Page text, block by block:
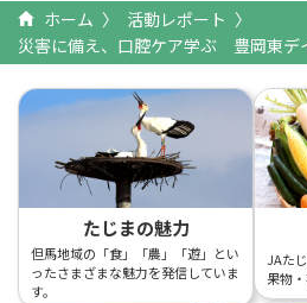
ホーム
活動レポート
災害に備え、口腔ケア学ぶ 豊岡東デ
たじまの魅力
但馬地域の「食」「農」「遊」とい
ったさまざまな魅力を発信していま
す。
JAた
果物